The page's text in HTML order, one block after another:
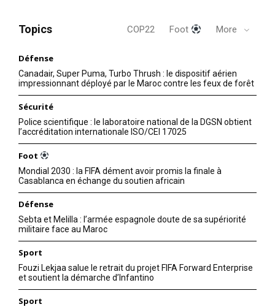
Topics COP22 Foot More
Défense
Canadair, Super Puma, Turbo Thrush : le dispositif aérien
impressionnant déployé par le Maroc contre les feux de forêt
Sécurité
Police scientifique : le laboratoire national de la DGSN obtient
l’accréditation internationale ISO/CEI 17025
Foot
Mondial 2030 : la FIFA dément avoir promis la finale à
Casablanca en échange du soutien africain
Défense
Sebta et Melilla : l’armée espagnole doute de sa supériorité
militaire face au Maroc
Sport
Fouzi Lekjaa salue le retrait du projet FIFA Forward Enterprise
et soutient la démarche d’Infantino
Sport